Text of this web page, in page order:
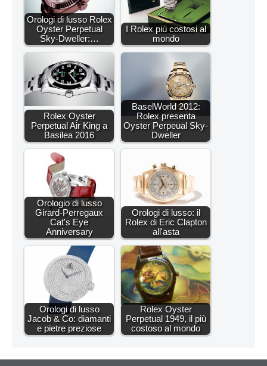
Orologi di lusso Rolex
Oyster Perpetual
Sky-Dweller:…
I Rolex più costosi al
mondo
Rolex Oyster
Perpetual Air King a
Basilea 2016
BaselWorld 2012:
Rolex presenta
Oyster Perpeual Sky-
Dweller
Orologio di lusso
Girard-Perregaux
Cat's Eye
Anniversary
Orologi di lusso: il
Rolex di Eric Clapton
all'asta
Orologi di lusso
Jacob & Co: diamanti
e pietre preziose
Rolex Oyster
Perpetual 1949, il più
costoso al mondo